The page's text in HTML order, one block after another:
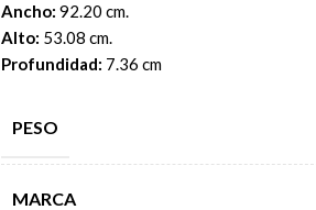
Ancho: 92.20 cm.
Alto: 53.08 cm.
Profundidad: 7.36 cm
PESO
MARCA